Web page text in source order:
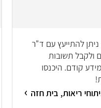
ניתן להתייעץ עם ד"ר
ולקבל תשובות
קודם. היכנסו
ריאות, בית חזה